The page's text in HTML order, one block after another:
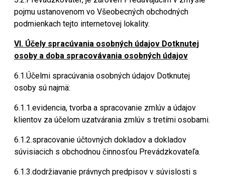
pojmu ustanovenom vo Všeobecných obchodných
podmienkach tejto internetovej lokality.
VI. Účely spracúvania osobných údajov Dotknutej
osoby a doba spracovávania osobných údajov
6.1.Účelmi spracúvania osobných údajov Dotknutej
osoby sú najmä:
6.1.1.evidencia, tvorba a spracovanie zmlúv a údajov
klientov za účelom uzatvárania zmlúv s tretími osobami.
6.1.2.spracovanie účtovných dokladov a dokladov
súvisiacich s obchodnou činnosťou Prevádzkovateľa.
6.1.3.dodržiavanie právnych predpisov v súvislosti s